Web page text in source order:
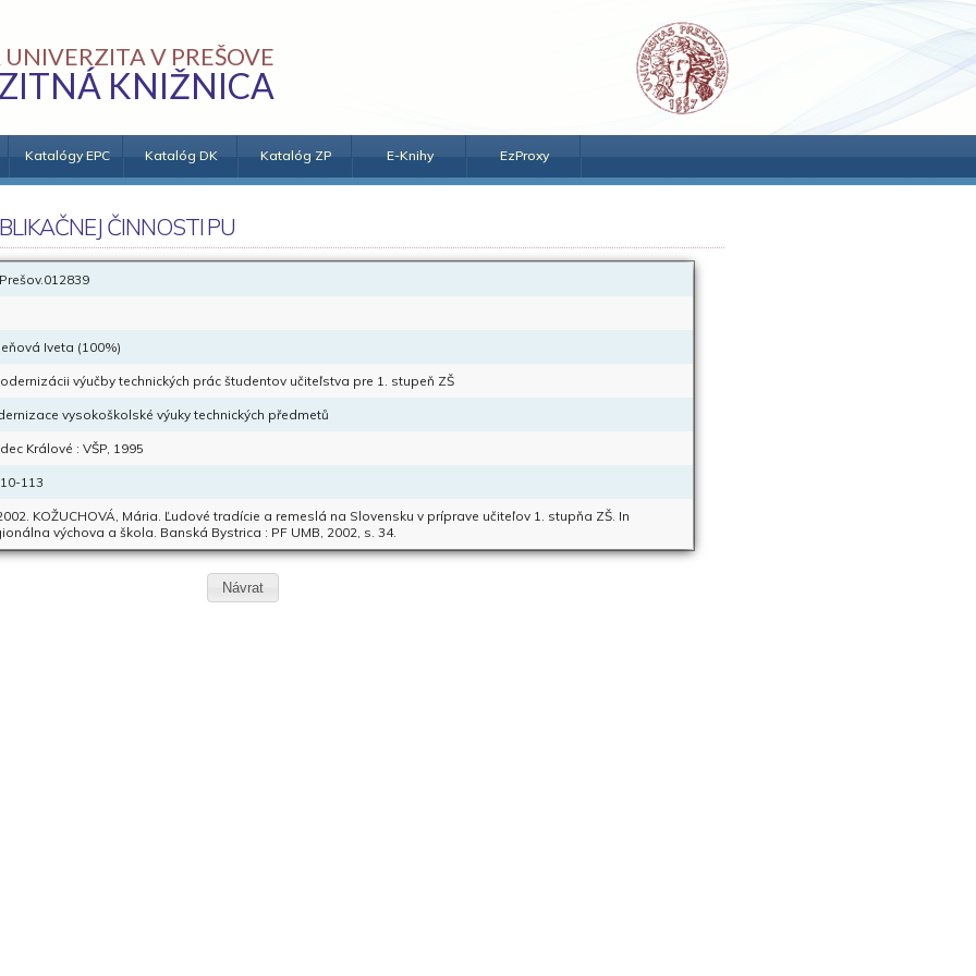
UNIVERZITA V PREŠOVE
KNIŽNICA
Katalógy EPC Katalóg DK Katalóg ZP E-Knihy EzProxy
ČINNOSTI PU
Iveta (100%)
výučby technických prác študentov učiteľstva pre 1. stupeň ZŠ
vysokoškolské výuky technických předmetů
Králové : VŠP, 1995
113
KOŽUCHOVÁ, Mária. Ľudové tradície a remeslá na Slovensku v príprave učiteľov 1. stupňa ZŠ. In
výchova a škola. Banská Bystrica : PF UMB, 2002, s. 34.